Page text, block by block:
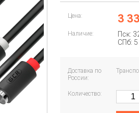
Цена: 3
Наличие:
Пск:
СПб: 5
Доставка по
России:
Количество: